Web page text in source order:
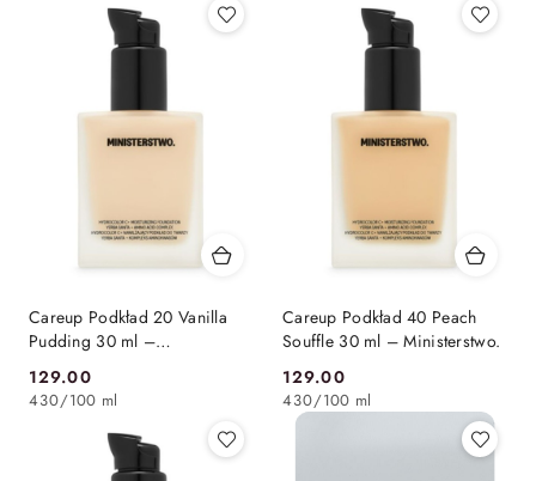
Careup Podkład 20 Vanilla
Pudding 30 ml –
Ministerstwo.
Cena:
129.00
430/100 ml
Careup Podkład 40 Peach
Souffle 30 ml – Ministerstwo.
Cena:
129.00
430/100 ml